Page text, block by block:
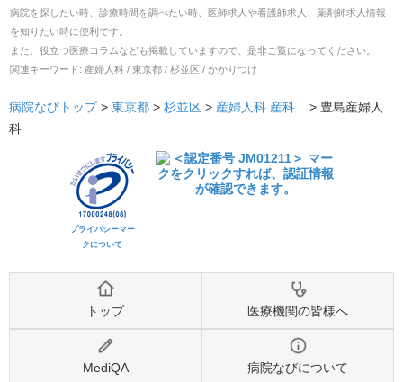
病院を探したい時、診療時間を調べたい時、医師求人や看護師求人、薬剤師求人情報
を知りたい時に便利です。
また、役立つ医療コラムなども掲載していますので、是非ご覧になってください。
関連キーワード: 産婦人科 / 東京都 / 杉並区 / かかりつけ
病院なびトップ > 東京都 > 杉並区 > 産婦人科 産科... > 豊島産婦人
科
プライバシーマー
クについて
トップ 医療機関の皆様へ
MediQA 病院なびについて